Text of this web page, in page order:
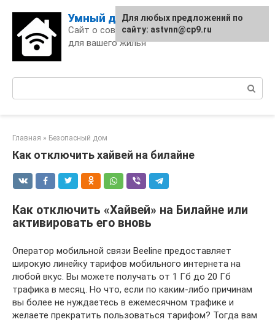
content
Умный дом
Сайт о современных технологиях
для вашего жилья
Главная » Безопасный дом
Как отключить хайвей на билайне
Как отключить «Хайвей» на Билайне или
активировать его вновь
Оператор мобильной связи Beeline предоставляет
широкую линейку тарифов мобильного интернета на
любой вкус. Вы можете получать от 1 Гб до 20 Гб
трафика в месяц. Но что, если по каким-либо причинам
вы более не нуждаетесь в ежемесячном трафике и
желаете прекратить пользоваться тарифом? Тогда вам
Для любых предложений по
сайту: astvnn@cp9.ru